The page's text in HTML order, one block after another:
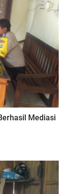
Mediasi